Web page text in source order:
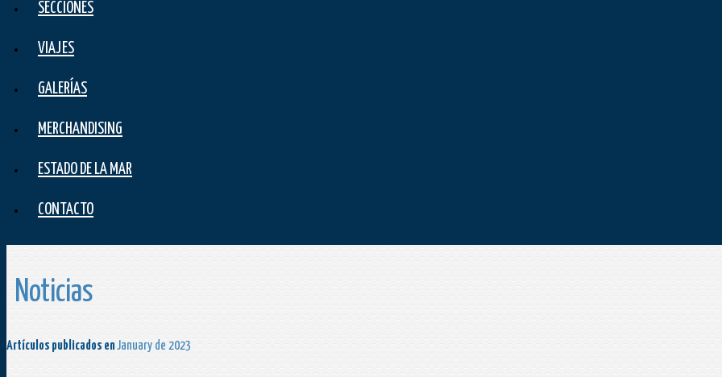
SECCIONES
VIAJES
GALERÍAS
MERCHANDISING
ESTADO DE LA MAR
CONTACTO
Noticias
Artículos publicados enJanuary de 2023